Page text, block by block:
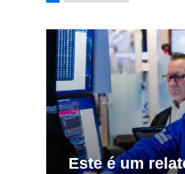
Este é um